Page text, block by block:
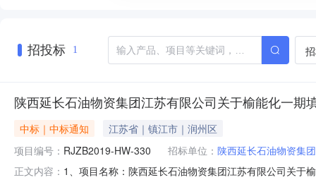
招投标 1
陕西延长石油物资集团江苏有限公司关于榆能化一
中标｜中标通知
江苏省｜镇江市｜润州区
项目编号： RJZB2019-HW-330 招标单位： 陕西延长石油物资集
正文内容： 1、项目名称：陕西延长石油物资集团江苏有限公司关于